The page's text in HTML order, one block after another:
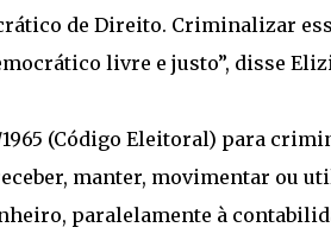
de Direito. Criminalizar
livre e justo”, disse
1965 (Código Eleitoral) para
manter, movimentar ou
paralelamente à